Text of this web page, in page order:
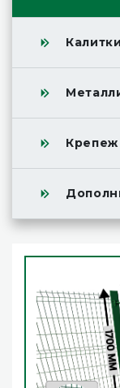
Калитки
Крепеж